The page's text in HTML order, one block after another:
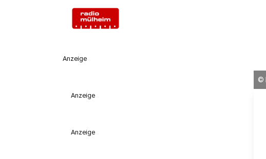
Anzeige
Anzeige
Anzeige
©